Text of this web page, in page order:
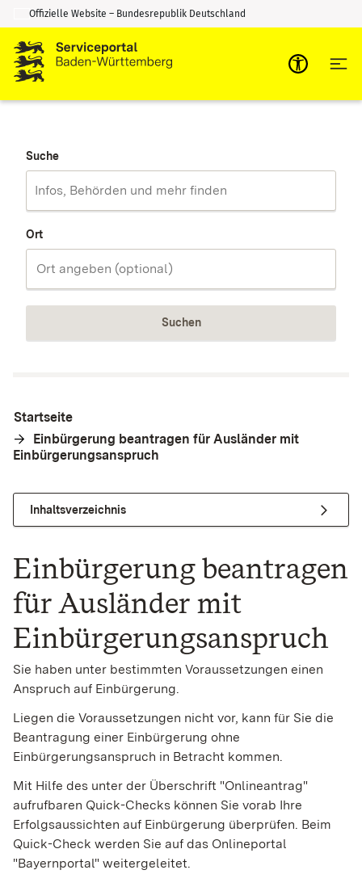
Zum Inhalt springen
Zur Suche springen
Offizielle Website – Bundesrepublik Deutschland
Suche
Ort
Suchen
Startseite
Einbürgerung beantragen für Ausländer mit
Einbürgerungsanspruch
Inhaltsverzeichnis
Einbürgerung beantragen
für Ausländer mit
Einbürgerungsanspruch
Sie haben unter bestimmten Voraussetzungen einen
Anspruch auf Einbürgerung.
Liegen die Voraussetzungen nicht vor, kann für Sie die
Beantragung einer Einbürgerung ohne
Einbürgerungsanspruch in Betracht kommen.
Mit Hilfe des unter der Überschrift "Onlineantrag"
aufrufbaren Quick-Checks können Sie vorab Ihre
Erfolgsaussichten auf Einbürgerung überprüfen. Beim
Quick-Check werden Sie auf das Onlineportal
"Bayernportal" weitergeleitet.